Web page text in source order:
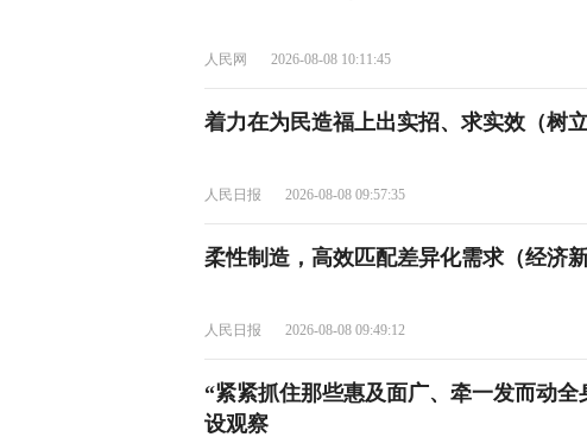
人民网 2026-08-08 10:11:45
着力在为民造福上出实招、求实效（树
人民日报 2026-08-08 09:57:35
柔性制造，高效匹配差异化需求（经济
人民日报 2026-08-08 09:49:12
“紧紧抓住那些惠及面广、牵一发而动
设观察